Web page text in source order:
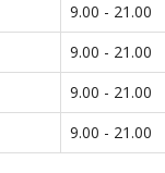
9.00 - 21.00
9.00 - 21.00
9.00 - 21.00
9.00 - 21.00